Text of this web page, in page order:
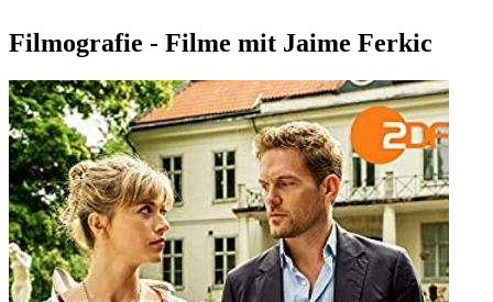
Filmografie - Filme mit Jaime Ferkic